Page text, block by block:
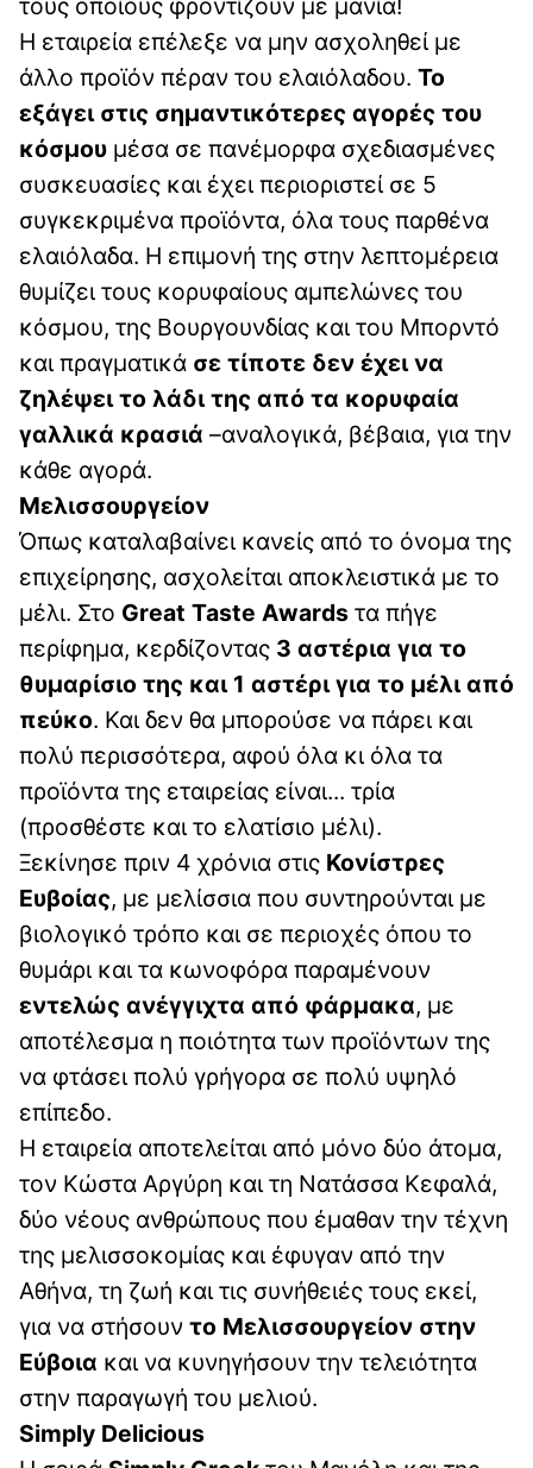
τους οποίους φροντίζουν με μανία!
Η εταιρεία επέλεξε να μην ασχοληθεί με
άλλο προϊόν πέραν του ελαιόλαδου. Το
εξάγει στις σημαντικότερες αγορές του
κόσμου μέσα σε πανέμορφα σχεδιασμένες
συσκευασίες και έχει περιοριστεί σε 5
συγκεκριμένα προϊόντα, όλα τους παρθένα
ελαιόλαδα. Η επιμονή της στην λεπτομέρεια
θυμίζει τους κορυφαίους αμπελώνες του
κόσμου, της Βουργουνδίας και του Μπορντό
και πραγματικά σε τίποτε δεν έχει να
ζηλέψει το λάδι της από τα κορυφαία
γαλλικά κρασιά –αναλογικά, βέβαια, για την
κάθε αγορά.
Μελισσουργείον
Όπως καταλαβαίνει κανείς από το όνομα της
επιχείρησης, ασχολείται αποκλειστικά με το
μέλι. Στο Great Taste Awards τα πήγε
περίφημα, κερδίζοντας 3 αστέρια για το
θυμαρίσιο της και 1 αστέρι για το μέλι από
πεύκο. Και δεν θα μπορούσε να πάρει και
πολύ περισσότερα, αφού όλα κι όλα τα
προϊόντα της εταιρείας είναι... τρία
(προσθέστε και το ελατίσιο μέλι).
Ξεκίνησε πριν 4 χρόνια στις Κονίστρες
Ευβοίας, με μελίσσια που συντηρούνται με
βιολογικό τρόπο και σε περιοχές όπου το
θυμάρι και τα κωνοφόρα παραμένουν
εντελώς ανέγγιχτα από φάρμακα, με
αποτέλεσμα η ποιότητα των προϊόντων της
να φτάσει πολύ γρήγορα σε πολύ υψηλό
επίπεδο.
Η εταιρεία αποτελείται από μόνο δύο άτομα,
τον Κώστα Αργύρη και τη Νατάσσα Κεφαλά,
δύο νέους ανθρώπους που έμαθαν την τέχνη
της μελισσοκομίας και έφυγαν από την
Αθήνα, τη ζωή και τις συνήθειές τους εκεί,
για να στήσουν το Μελισσουργείον στην
Εύβοια και να κυνηγήσουν την τελειότητα
στην παραγωγή του μελιού.
Simply Delicious